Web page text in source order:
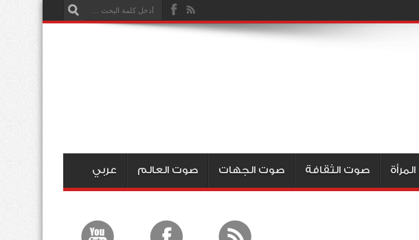
صوت الثقافة صوت الجهات صوت العالم عربي